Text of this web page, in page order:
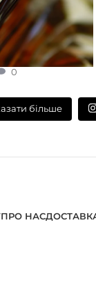
0
більше
ПРО НАС